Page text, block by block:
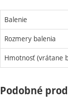
Balenie
Rozmery balenia
Hmotnosť (vrátane
Podobné